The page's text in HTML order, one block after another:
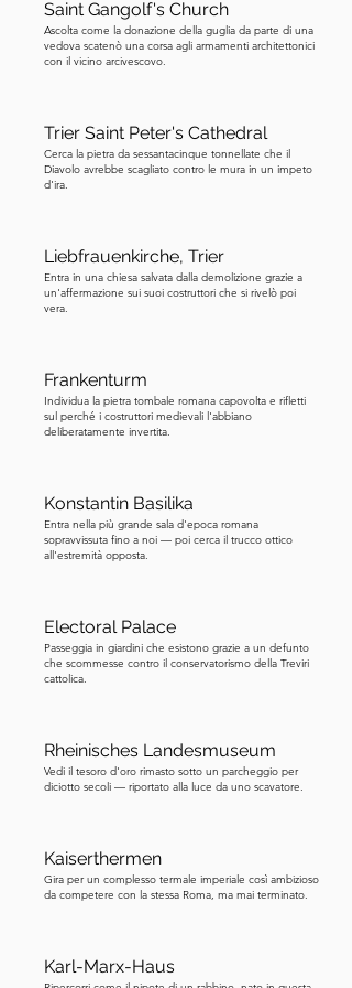
"nemici in casa". C'era la convinzione,
radicata in fraintendimenti e pregiudizi
religiosi, che il popolo ebraico fosse
Insieme a ciò, vi erano anche tensioni
economiche, poiché alcune famiglie
ebree lavoravano come usurai — una
ragioni combinate — fervore religioso,
paura e gelosia economica — le
comunità ebraiche in città come Treviri
fuggì a palazzo dell'arcivescovo per
protezione. Ma sotto la pressione della
folla, l'arcivescovo Engelberto
incluso il loro leader, il rabbino Micah.
L'imperatore Enrico IV in seguito
permise loro segretamente di tornare
devastando l'Europa, i cittadini
attaccarono nuovamente gli ebrei.
Attaccarono i loro vicini ebrei,
proprietà. Il colpo finale arrivò all'inizio
del XV secolo, quando l'arcivescovo
l'arcidiocesi. Nessuna comunità
ebraica esistette più a Treviri per quasi
cimitero ebraico fuori le mura della
Saint Gangolf's Church
Ascolta come la donazione della guglia da parte di una
vedova scatenò una corsa agli armamenti architettonici
con il vicino arcivescovo.
Trier Saint Peter's Cathedral
Cerca la pietra da sessantacinque tonnellate che il
Diavolo avrebbe scagliato contro le mura in un impeto
d'ira.
Liebfrauenkirche, Trier
Entra in una chiesa salvata dalla demolizione grazie a
un'affermazione sui suoi costruttori che si rivelò poi
vera.
Frankenturm
Individua la pietra tombale romana capovolta e rifletti
sul perché i costruttori medievali l'abbiano
deliberatamente invertita.
Konstantin Basilika
Entra nella più grande sala d'epoca romana
sopravvissuta fino a noi — poi cerca il trucco ottico
all'estremità opposta.
Electoral Palace
Passeggia in giardini che esistono grazie a un defunto
che scommesse contro il conservatorismo della Treviri
cattolica.
Rheinisches Landesmuseum
Vedi il tesoro d'oro rimasto sotto un parcheggio per
diciotto secoli — riportato alla luce da uno scavatore.
Kaiserthermen
Gira per un complesso termale imperiale così ambizioso
da competere con la stessa Roma, ma mai terminato.
Karl-Marx-Haus